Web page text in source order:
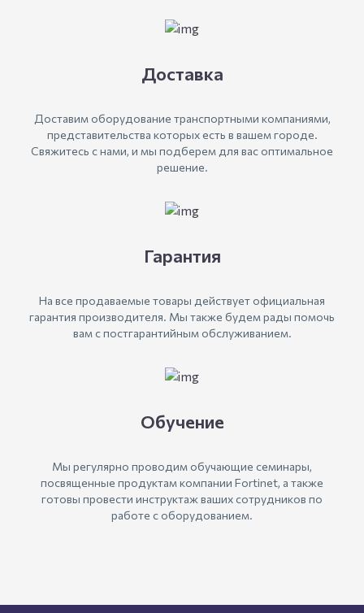
Доставка
Доставим оборудование транспортными компаниями,
представительства которых есть в вашем городе.
Свяжитесь с нами, и мы подберем для вас оптимальное
решение.
Гарантия
На все продаваемые товары действует официальная
гарантия производителя. Мы также будем рады помочь
вам с постгарантийным обслуживанием.
Обучение
Мы регулярно проводим обучающие семинары,
посвященные продуктам компании Fortinet, а также
готовы провести инструктаж ваших сотрудников по
работе с оборудованием.